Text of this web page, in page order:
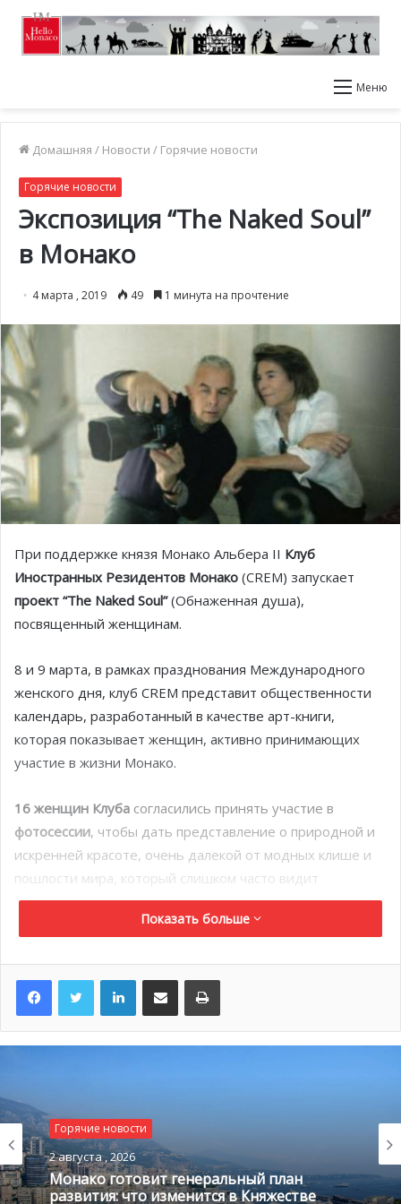
Меню
Домашняя / Новости / Горячие новости
Горячие новости
Экспозиция “The Naked Soul”
в Монако
4 марта , 2019 49 1 минута на прочтение
При поддержке князя Монако Альбера II Клуб
Иностранных Резидентов Монако (CREM) запускает
проект “The Naked Soul”(Обнаженная душа),
посвященный женщинам.
8 и 9 марта, в рамках празднования Международного
женского дня, клуб CREM представит общественности
календарь, разработанный в качестве арт-книги,
которая показывает женщин, активно принимающих
участие в жизни Монако.
16 женщин Клуба согласились принять участие в
фотосессии, чтобы дать представление о природной и
искренней красоте, очень далекой от модных клише и
пошлости мира, который слишком часто видит
женщину, находящуюся только в поисках эстетического
совершенства и вечной молодости.
Президент CREM стала инициатором этого проекта, а в
Показать больше
LinkedInПоделиться по электронной почте Распечатать
Горячие новости
2 августа , 2026
Монако готовит генеральный план
развития: что изменится в Княжестве